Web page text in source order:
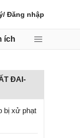
/ Đăng nhập
ích
ĐAI-
bị xử phạt